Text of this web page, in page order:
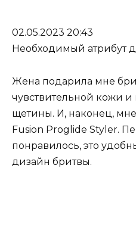
02.05.2023 20:43
Необходимый атрибут
Жена подарила мне
чувствительной кожи и
щетины. И, наконец,
Fusion Proglide Styler.
понравилось, это
дизайн бритвы.